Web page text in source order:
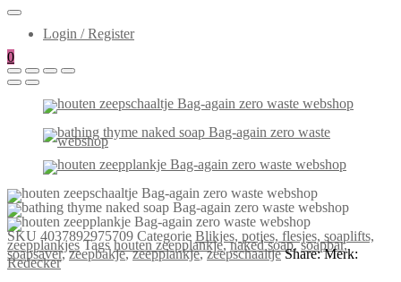
Login / Register
0
SKU 4037892975709 Categorie Blikjes, potjes, flesjes, soaplifts,
zeepplankjes Tags houten zeepplankje,naked soap,soapbar,
soapsaver,zeepbakje,zeepplankje,zeepschaaltje Share: Merk:
Redecker